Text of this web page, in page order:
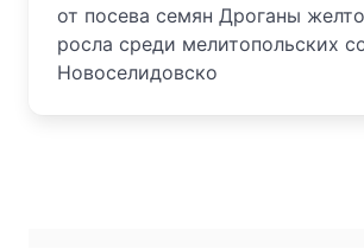
от посева семян Дроганы
росла среди мелитопольских
Новоселидовско